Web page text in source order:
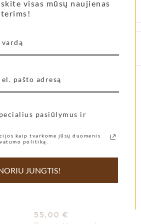
Elliniko
Kreminis
labiausiai
Shangies šlepetės
Cocoa Tones
55,00 €
visas mūsų naujienas
pasiūlymus ir
kaip tvarkome jūsų duomenis
politiką.
JUNGTIS!